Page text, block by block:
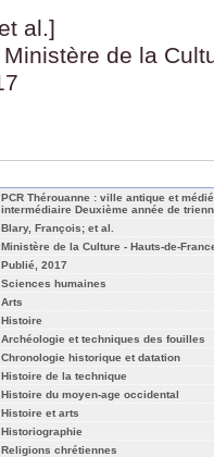
al.]
Ministère de la
PCR Thérouanne : ville antique et
intermédiaire Deuxième année de
Blary, François; et al.
Ministère de la Culture - Hauts-de-
Publié, 2017
Sciences humaines
Arts
Histoire
Archéologie et techniques des fouilles
Chronologie historique et datation
Histoire de la technique
Histoire du moyen-age occidental
Histoire et arts
Historiographie
Religions chrétiennes